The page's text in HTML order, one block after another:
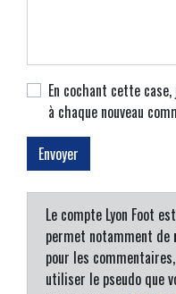
En cochant cette
à chaque nouveau
Le compte Lyon Foot est
permet notamment de
pour les
utiliser le pseudo que